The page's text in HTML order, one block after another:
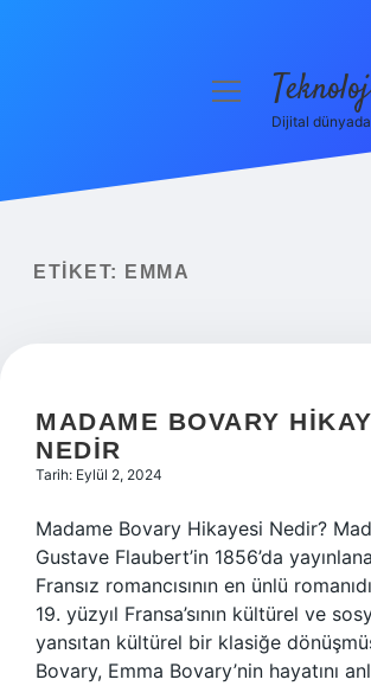
Yasal Uyarı
menüyü
Dijital
ETIKET: EMMA
MADAME BOVARY
NEDIR
Tarih: Eylül 2, 2024
Madame Bovary Hikayesi Nedir?
Gustave Flaubert’in 1856’da
Fransız romancısının en ünlü
19. yüzyıl Fransa’sının kültürel ve
yansıtan kültürel bir klasiğe
Bovary, Emma Bovary’nin hayatını